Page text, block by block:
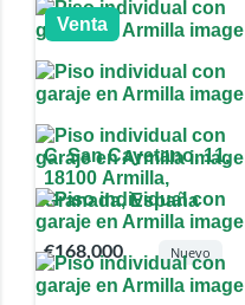
Venta
C. San Cayetano, 11,
18100 Armilla,
Granada, España
€168,000 Nuevo